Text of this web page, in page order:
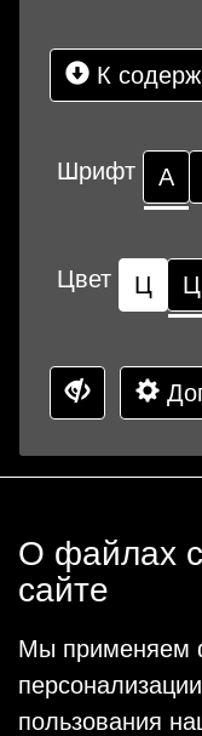
К
Шрифт А
Цвет Ц Ц
О файлах
сайте
Мы применяем
пользования